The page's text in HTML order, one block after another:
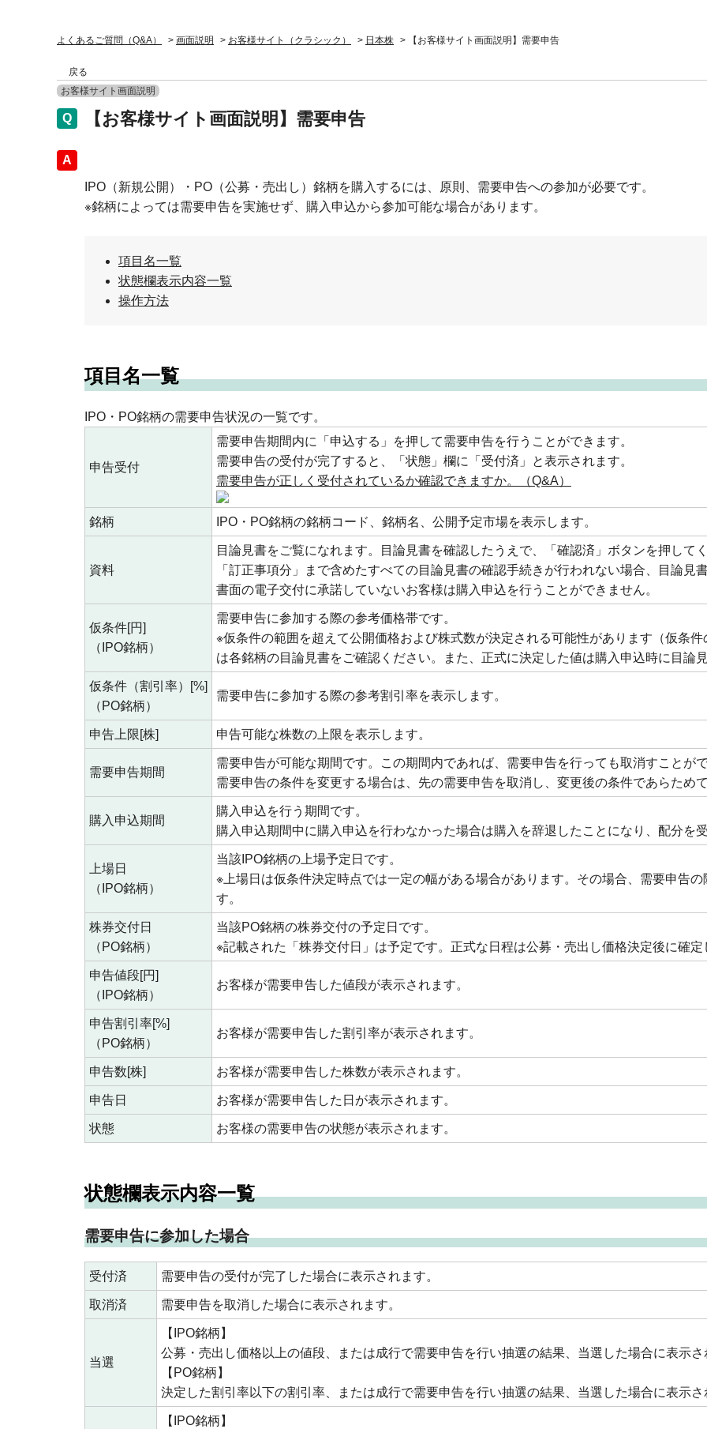
よくあるご質問（Q&A） > 画面説明 > お客様サイト（クラシック） > 日本株 > 【お客様サイト画面説明】需要申告
戻る
お客様サイト画面説明
【お客様サイト画面説明】需要申告
回答
IPO（新規公開）・PO（公募・売出し）銘柄を購入するには、原則、需要申告への参加が必要です。
※銘柄によっては需要申告を実施せず、購入申込から参加可能な場合があります。
項目名一覧
状態欄表示内容一覧
操作方法
項目名一覧
IPO・PO銘柄の需要申告状況の一覧です。
申告受付
需要申告期間内に「申込する」を押して需要申告を行うことができます。
需要申告の受付が完了すると、「状態」欄に「受付済」と表示されます。
需要申告が正しく受付されているか確認できますか。（Q&A）
銘柄 IPO・PO銘柄の銘柄コード、銘柄名、公開予定市場を表示します。
資料
目論見書をご覧になれます。目論見書を確認したうえで、「確認済」ボタンを押して
「訂正事項分」まで含めたすべての目論見書の確認手続きが行われない場合、目論見
書面の電子交付に承諾していないお客様は購入申込を行うことができません。
仮条件[円]
（IPO銘柄）
需要申告に参加する際の参考価格帯です。
※仮条件の範囲を超えて公開価格および株式数が決定される可能性があります（仮条
は各銘柄の目論見書をご確認ください。また、正式に決定した値は購入申込時に目論
仮条件（割引率）[%]
（PO銘柄）
需要申告に参加する際の参考割引率を表示します。
申告上限[株] 申告可能な株数の上限を表示します。
需要申告期間
需要申告が可能な期間です。この期間内であれば、需要申告を行っても取消すことが
需要申告の条件を変更する場合は、先の需要申告を取消し、変更後の条件であらため
購入申込期間
購入申込を行う期間です。
購入申込期間中に購入申込を行わなかった場合は購入を辞退したことになり、配分を
上場日
（IPO銘柄）
当該IPO銘柄の上場予定日です。
※上場日は仮条件決定時点では一定の幅がある場合があります。その場合、需要申告
す。
株券交付日
（PO銘柄）
当該PO銘柄の株券交付の予定日です。
※記載された「株券交付日」は予定です。正式な日程は公募・売出し価格決定後に確定
申告値段[円]
（IPO銘柄）
お客様が需要申告した値段が表示されます。
申告割引率[%]
（PO銘柄）
お客様が需要申告した割引率が表示されます。
申告数[株] お客様が需要申告した株数が表示されます。
申告日 お客様が需要申告した日が表示されます。
状態 お客様の需要申告の状態が表示されます。
状態欄表示内容一覧
需要申告に参加した場合
受付済 需要申告の受付が完了した場合に表示されます。
取消済 需要申告を取消した場合に表示されます。
当選
【IPO銘柄】
公募・売出し価格以上の値段、または成行で需要申告を行い抽選の結果、当選した場合に表示さ
【PO銘柄】
決定した割引率以下の割引率、または成行で需要申告を行い抽選の結果、当選した場合に表示さ
【IPO銘柄】